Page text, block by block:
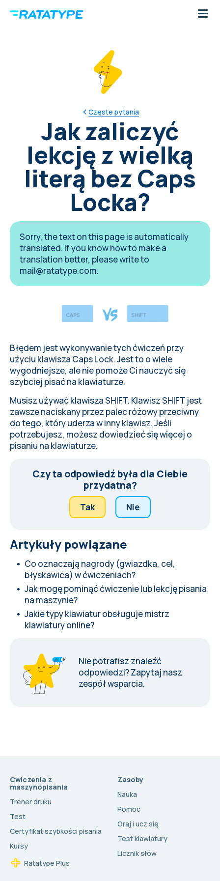
Częste pytania
Jak zaliczyć
lekcję z wielką
literą bez Caps
Locka?
Sorry, the text on this page is automatically
translated. If you know how to make a
translation better, please write to
mail@ratatype.com.
Błędem jest wykonywanie tych ćwiczeń przy
użyciu klawisza Caps Lock. Jest to o wiele
wygodniejsze, ale nie pomoże Ci nauczyć się
szybciej pisać na klawiaturze.
Musisz używać klawisza SHIFT. Klawisz SHIFT jest
zawsze naciskany przez palec różowy przeciwny
do tego, który uderza w inny klawisz. Jeśli
potrzebujesz, możesz dowiedzieć się więcej o
pisaniu na klawiaturze.
Czy ta odpowiedź była dla Ciebie
przydatna?
Tak Nie
Artykuły powiązane
Co oznaczają nagrody (gwiazdka, cel,
błyskawica) w ćwiczeniach?
Jak mogę pominąć ćwiczenie lub lekcję pisania
na maszynie?
Jakie typy klawiatur obsługuje mistrz
klawiatury online?
Nie potrafisz znaleźć
odpowiedzi?Zapytaj nasz
zespół wsparcia.
Cwiczenia z
maszynopisania
Trener druku
Test
Certyfikat szybkości pisania
Kursy
Ratatype Plus
Zasoby
Nauka
Pomoc
Graj i ucz się
Test klawiatury
Licznik słów